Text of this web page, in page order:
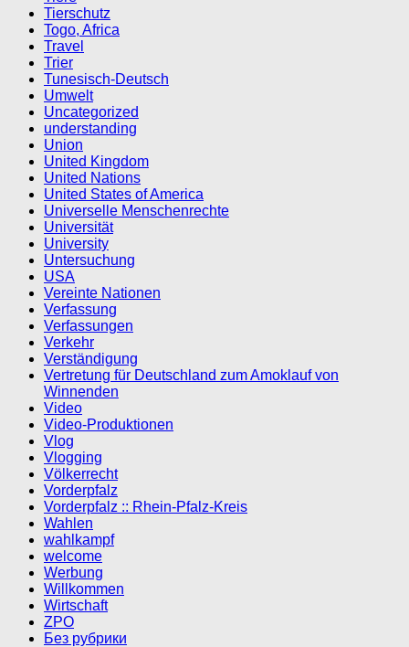
Tierschutz
Togo, Africa
Travel
Trier
Tunesisch-Deutsch
Umwelt
Uncategorized
understanding
Union
United Kingdom
United Nations
United States of America
Universelle Menschenrechte
Universität
University
Untersuchung
USA
Vereinte Nationen
Verfassung
Verfassungen
Verkehr
Verständigung
Vertretung für Deutschland zum Amoklauf von
Winnenden
Video
Video-Produktionen
Vlog
Vlogging
Völkerrecht
Vorderpfalz
Vorderpfalz :: Rhein-Pfalz-Kreis
Wahlen
wahlkampf
welcome
Werbung
Willkommen
Wirtschaft
ZPO
Без рубрики